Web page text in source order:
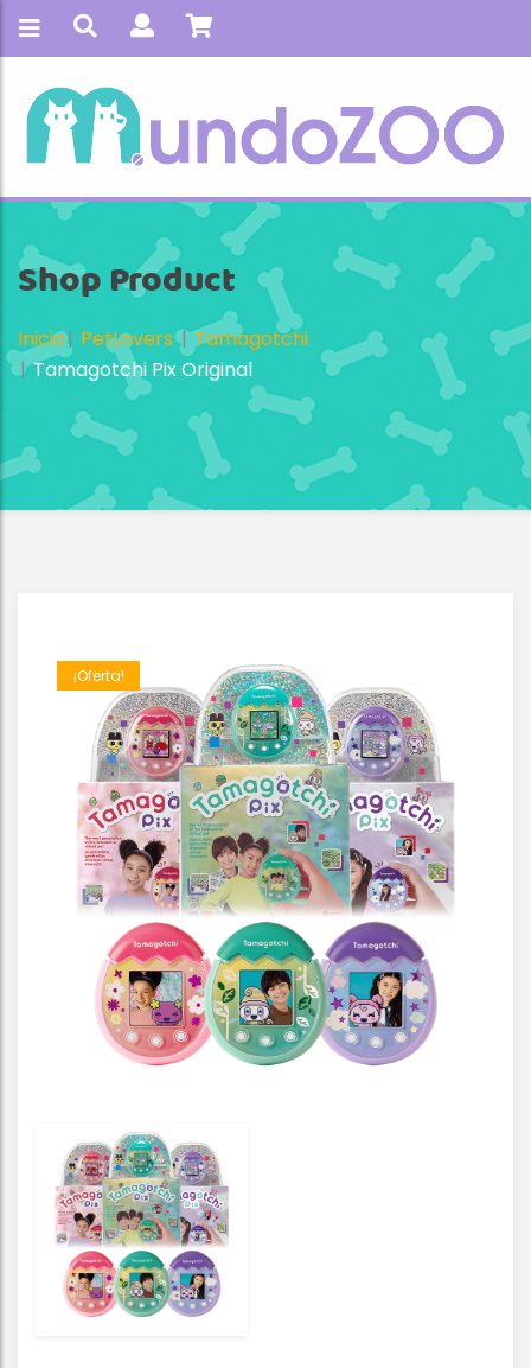
Shop Product
Inicio PetLovers
Tamagotchi
Tamagotchi Pix Original
¡Oferta!